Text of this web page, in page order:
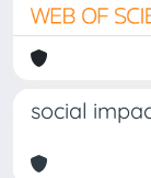
social